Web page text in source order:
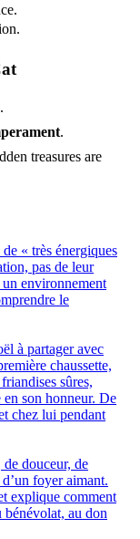
.
treasures are
« très énergiques
pas de leur
environnement
le
à partager avec
chaussette,
sûres,
son honneur. De
chez lui pendant
douceur, de
foyer aimant.
explique comment
bénévolat, au don